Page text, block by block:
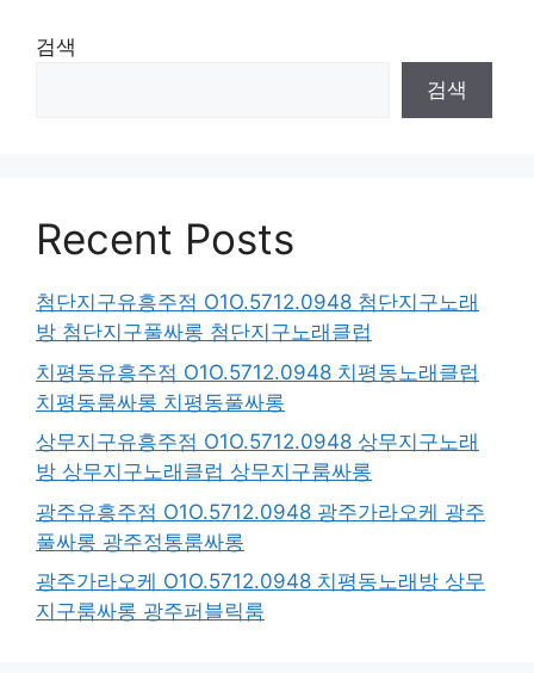
검색
검색
Recent Posts
첨단지구유흥주점 O1O.5712.0948 첨단지구노래
방 첨단지구풀싸롱 첨단지구노래클럽
치평동유흥주점 O1O.5712.0948 치평동노래클럽
치평동룸싸롱 치평동풀싸롱
상무지구유흥주점 O1O.5712.0948 상무지구노래
방 상무지구노래클럽 상무지구룸싸롱
광주유흥주점 O1O.5712.0948 광주가라오케 광주
풀싸롱 광주정통룸싸롱
광주가라오케 O1O.5712.0948 치평동노래방 상무
지구룸싸롱 광주퍼블릭룸